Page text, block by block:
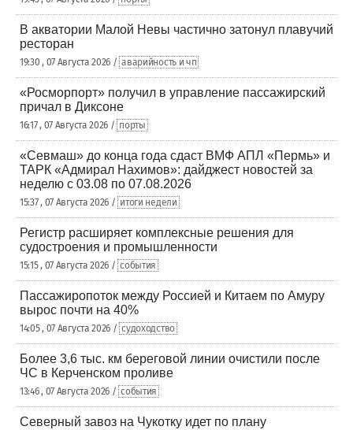
В акватории Малой Невы частично затонул плавучий
ресторан
19:30 , 07 Августа 2026 / аварийность и чп
«Росморпорт» получил в управление пассажирский
причал в Диксоне
16:17 , 07 Августа 2026 / порты
«Севмаш» до конца года сдаст ВМФ АПЛ «Пермь» и
ТАРК «Адмирал Нахимов»: дайджест новостей за
неделю с 03.08 по 07.08.2026
15:37 , 07 Августа 2026 / итоги недели
Регистр расширяет комплексные решения для
судостроения и промышленности
15:15 , 07 Августа 2026 / события
Пассажиропоток между Россией и Китаем по Амуру
вырос почти на 40%
14:05 , 07 Августа 2026 / судоходство
Более 3,6 тыс. км береговой линии очистили после
ЧС в Керченском проливе
13:46 , 07 Августа 2026 / события
Северный завоз на Чукотку идет по плану